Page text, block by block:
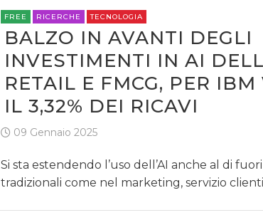
FREE RICERCHE TECNOLOGIA
BALZO IN AVANTI DEGLI
INVESTIMENTI IN AI
RETAIL E FMCG, PER
IL 3,32% DEI RICAVI
09 Gennaio 2025
Si sta estendendo l’uso dell’AI anche al di
tradizionali come nel marketing, servizio